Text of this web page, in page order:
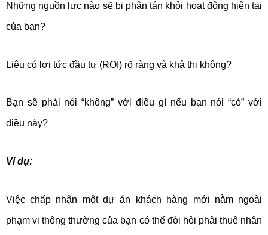
Những nguồn lực nào sẽ bị phân tán khỏi hoạt động hiện tại
của bạn?
Liệu có lợi tức đầu tư (ROI) rõ ràng và khả thi không?
Bạn sẽ phải nói “không” với điều gì nếu bạn nói “có” với
điều này?
Ví dụ:
Việc chấp nhận một dự án khách hàng mới nằm ngoài
phạm vi thông thường của bạn có thể đòi hỏi phải thuê nhân